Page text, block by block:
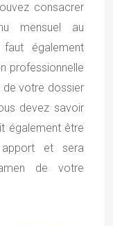
consacrer
mensuel au
également
professionnelle
de votre dossier
devez savoir
également être
et sera
de votre